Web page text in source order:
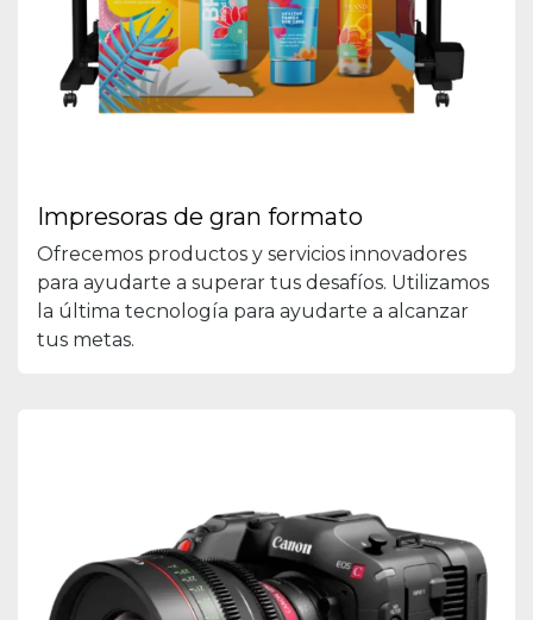
Impresoras de gran formato
Ofrecemos productos y servicios innovadores
para ayudarte a superar tus desafíos. Utilizamos
la última tecnología para ayudarte a alcanzar
tus metas.